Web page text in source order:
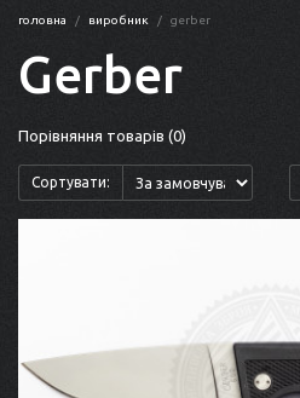
головна виробник gerber
Gerber
Порівняння товарів (0)
Сортувати: